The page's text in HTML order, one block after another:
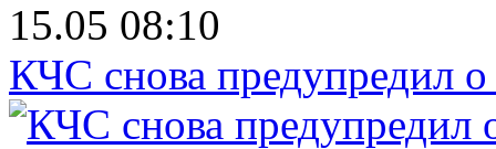
15.05 08:10
КЧС снова предупредил